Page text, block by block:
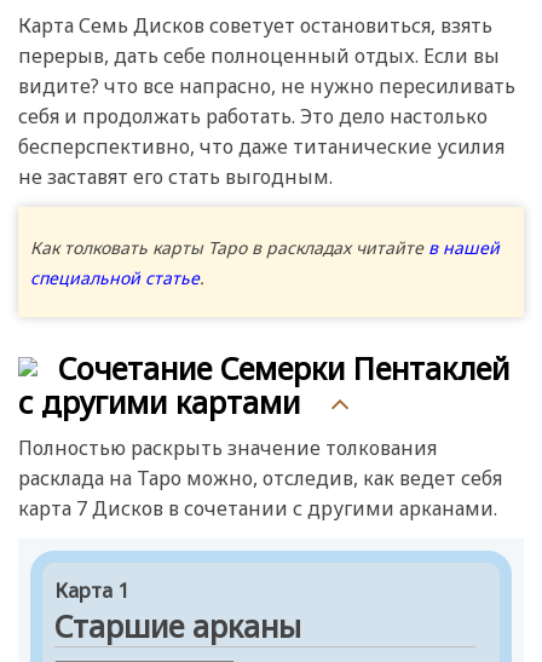
Карта Семь Дисков советует остановиться, взять
перерыв, дать себе полноценный отдых. Если вы
видите? что все напрасно, не нужно пересиливать
себя и продолжать работать. Это дело настолько
бесперспективно, что даже титанические усилия
не заставят его стать выгодным.
Как толковать карты Таро в раскладах читайте в нашей
специальной статье.
Сочетание Семерки Пентаклей
с другими картами
Полностью раскрыть значение толкования
расклада на Таро можно, отследив, как ведет себя
карта 7 Дисков в сочетании с другими арканами.
Карта 1
Старшие арканы